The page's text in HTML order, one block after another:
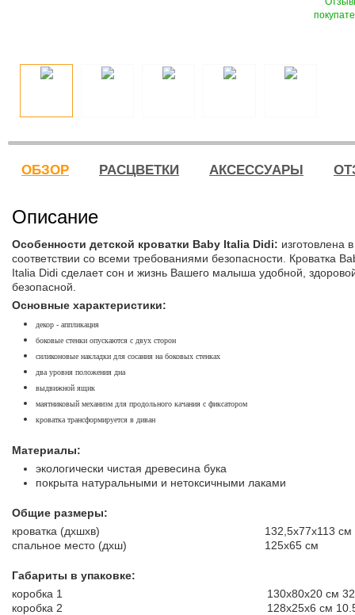
ОБЗОР РАСЦВЕТКИ АКСЕССУАРЫ
Описание
Особенности детской кроватки Baby Italia Didi: изготовлена в
соответствии со всеми требованиями безопасности. Кроватка
Italia Didi сделает сон и жизнь Вашего малыша удобной,
безопасной.
Основные характеристики:
декор - аппликация
боковые стенки опускаются с двух сторон
cиликоновые накладки для сосания на боковых стенках
два уровня положения дна
выдвижной ящик
маятниковый механизм для продольного качания с фиксатором
кроватка трансформируется в диван
Материалы:
экологически чистая древесина бука
покрыта натуральными и нетоксичными лаками
Общие размеры:
кроватка (дхшхв)
132,5x77x113 см
спальное место (дхш)
125х65 см
Габариты в упаковке:
коробка 1
130x80x20 см 32
коробка 2
128x25x6 см